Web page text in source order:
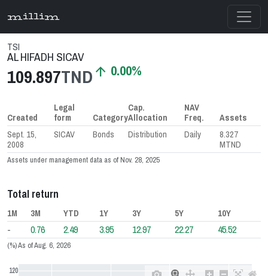
millim
TSI
AL HIFADH SICAV
109.897TND arrow_upward 0.00%
Assets under management data as of Nov. 28, 2025
Created
Legal
form
Category
Cap.
Allocation
NAV
Freq.
Assets
Sept. 15,
2008
SICAV Bonds Distribution Daily
8.327
MTND
Total return
(%) As of Aug. 6, 2026
1M 3M YTD 1Y 3Y 5Y 10Y
- 0.76 2.49 3.95 12.97 22.27 45.52
120